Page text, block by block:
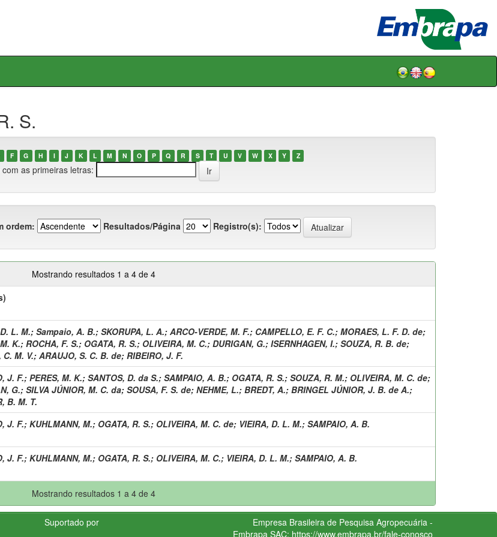
S.
F G H I J K L M N O P Q R S T U V W X Y Z
as primeiras letras:
ordem: Resultados/Página Registro(s):
Mostrando resultados 1 a 4 de 4
L. M.; Sampaio, A. B.; SKORUPA, L. A.; ARCO-VERDE, M. F.; CAMPELLO, E. F. C.; MORAES, L. F. D. de;
K.; ROCHA, F. S.; OGATA, R. S.; OLIVEIRA, M. C.; DURIGAN, G.; ISERNHAGEN, I.; SOUZA, R. B. de;
C. M. V.; ARAUJO, S. C. B. de; RIBEIRO, J. F.
J. F.; PERES, M. K.; SANTOS, D. da S.; SAMPAIO, A. B.; OGATA, R. S.; SOUZA, R. M.; OLIVEIRA, M. C. de;
G.; SILVA JÚNIOR, M. C. da; SOUSA, F. S. de; NEHME, L.; BREDT, A.; BRINGEL JÚNIOR, J. B. de A.;
B. M. T.
J. F.; KUHLMANN, M.; OGATA, R. S.; OLIVEIRA, M. C. de; VIEIRA, D. L. M.; SAMPAIO, A. B.
J. F.; KUHLMANN, M.; OGATA, R. S.; OLIVEIRA, M. C.; VIEIRA, D. L. M.; SAMPAIO, A. B.
Mostrando resultados 1 a 4 de 4
Suportado por
Empresa Brasileira de Pesquisa Agropecuária -
Embrapa SAC: https://www.embrapa.br/fale-conosco